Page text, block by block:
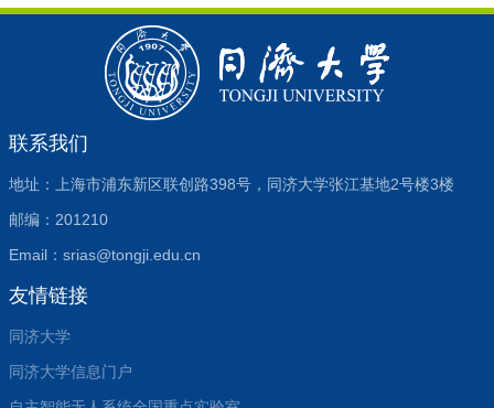
联系我们
地址：上海市浦东新区联创路398号，同济大学张江基地2号楼3楼
邮编：201210
Email：srias@tongji.edu.cn
友情链接
同济大学
同济大学信息门户